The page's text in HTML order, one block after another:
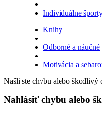
Individuálne športy
Knihy
Odborné a náučné
Motivácia a
Našli ste chybu alebo škodlivý
Nahlásiť chybu alebo